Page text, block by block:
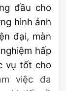
đầu cho
hình ảnh
đại, màn
hấp
vụ tốt cho
việc đa